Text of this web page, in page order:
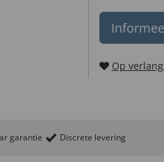
Op
garantie Discrete levering